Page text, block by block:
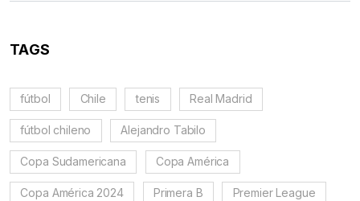
TAGS
fútbol Chile tenis Real Madrid
fútbol chileno Alejandro Tabilo
Copa Sudamericana Copa América
Copa América 2024 Primera B Premier League